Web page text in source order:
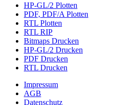
HP-GL/2 Plotten
PDF, PDF/A Plotten
RTL Plotten
RTL RIP
Bitmaps Drucken
HP-GL/2 Drucken
PDF Drucken
RTL Drucken
Impressum
AGB
Datenschutz